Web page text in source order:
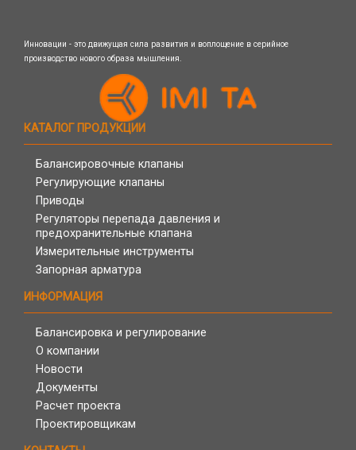
Инновации - это движущая сила развития и воплощение в серийное
производство нового образа мышления.
КАТАЛОГ ПРОДУКЦИИ
Балансировочные клапаны
Регулирующие клапаны
Приводы
Регуляторы перепада давления и
предохранительные клапана
Измерительные инструменты
Запорная арматура
ИНФОРМАЦИЯ
Балансировка и регулирование
О компании
Новости
Документы
Расчет проекта
Проектировщикам